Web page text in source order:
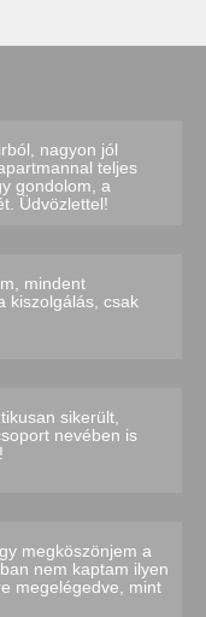
nagyon jól
teljes
gondolom, a
Üdvözlettel!
mindent
kiszolgálás, csak
sikerült,
nevében is
megköszönjem a
nem kaptam ilyen
megelégedve, mint